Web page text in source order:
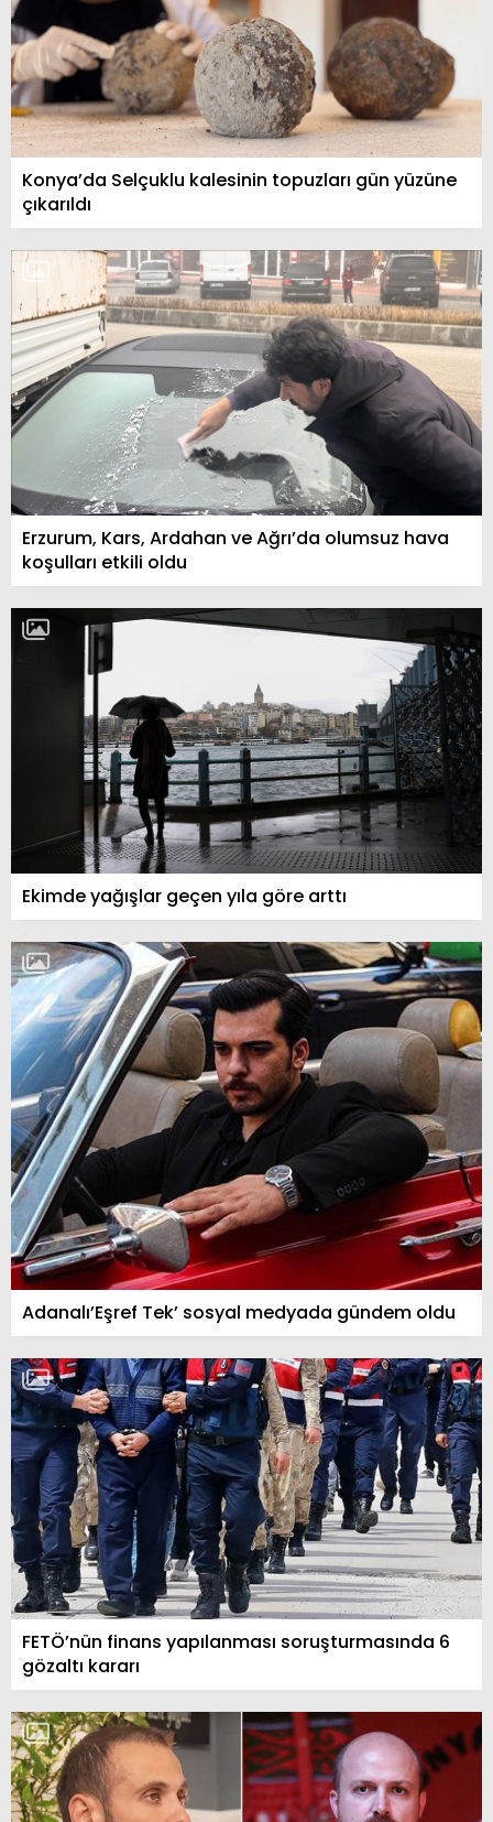
Konya’da Selçuklu kalesinin topuzları gün yüzüne
çıkarıldı
Erzurum, Kars, Ardahan ve Ağrı’da olumsuz hava
koşulları etkili oldu
Ekimde yağışlar geçen yıla göre arttı
Adanalı’Eşref Tek’ sosyal medyada gündem oldu
FETÖ’nün finans yapılanması soruşturmasında 6
gözaltı kararı